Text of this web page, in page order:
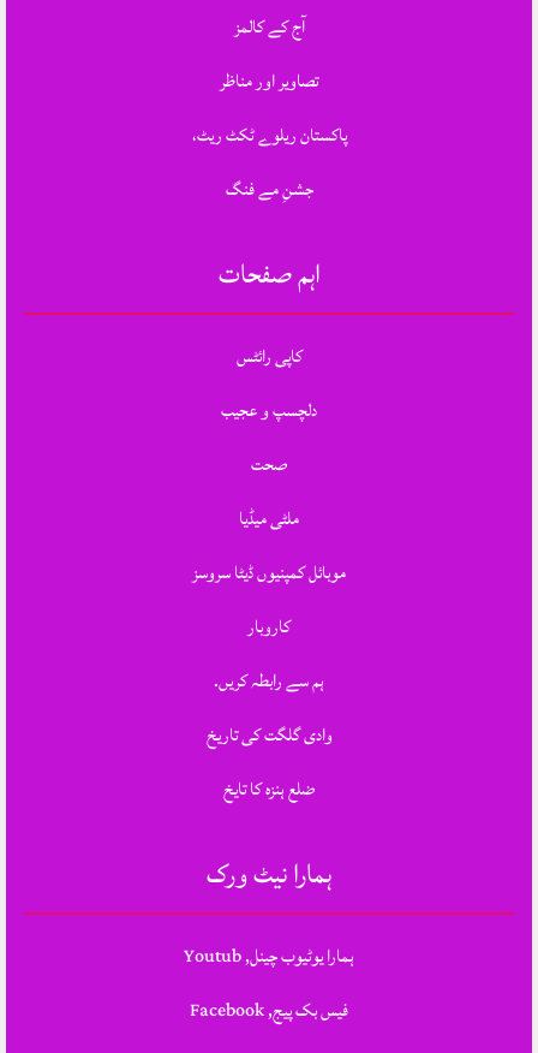
آج کے کالمز
تصاویر اور مناظر
پاکستان ریلوے ٹکٹ ریٹ،
جشنِ مے فنگ
اہم صفحات
کاپی رائٹس
دلچسپ و عجیب
صحت
ملٹی میڈیا
موبائل کمپنیوں ڈیٹا سروسز
کاروبار
ہم سے رابطہ کریں.
وادی گلگت کی تاریخ
ضلع ہنزہ کا تایخ
ہمارا نیٹ ورک
ہمارا یوٹیوب چینل, Youtub
فیس بک پیج, Facebook